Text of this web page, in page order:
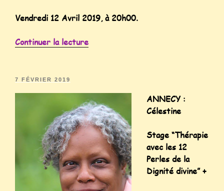
Vendredi 12 Avril 2019, à 20h00.
Continuer la lecture
7 FÉVRIER 2019
ANNECY :
Célestine
Stage “Thérapie
avec les 12
Perles de la
Dignité divine” +